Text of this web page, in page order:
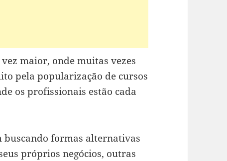
maior, onde muitas vezes
pela popularização de cursos
os profissionais estão cada
buscando formas alternativas
próprios negócios, outras